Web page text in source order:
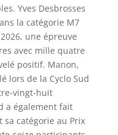
Yves Desbrosses
la catégorie M7
une épreuve
avec mille quatre
positif. Manon,
lors de la Cyclo Sud
vingt-huit
a également fait
catégorie au Prix